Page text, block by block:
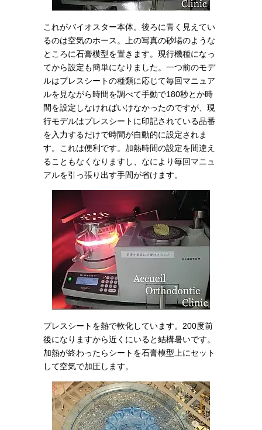
これがバイオスター本体。後ろに青く見えてい
るのは空気のホース。上の写真の砂場のような
ところに石膏模型を置きます。現行機種になっ
てから設定も簡単になりました。一つ前のモデ
ルはプレスシートの種類に応じて毎回マニュア
ルを見ながら時間を調べて手動で180秒とか時
間を設定しなければいけなかったのですが、現
行モデルはプレスシートに印記されている品番
を入力するだけで時間が自動的に設定されま
す。これは便利です。加熱時間の設定を間違え
ることもなくなりますし、なにより毎回マニュ
アルを引っ張り出す手間が省けます。
プレスシートを熱で軟化しています。200度前
後になりますから近くにいると結構暑いです。
加熱が終わったらシートを石膏模型上にセット
して空気で加圧します。